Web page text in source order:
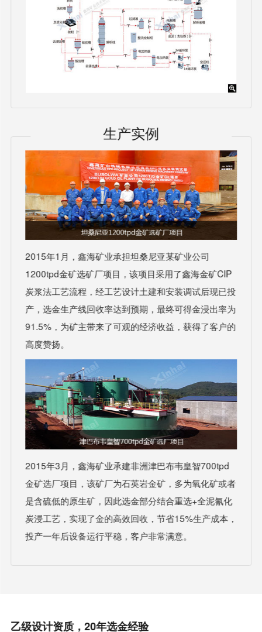
生产实例
2015年1月，鑫海矿业承担坦桑尼亚某矿业公司
1200tpd金矿选矿厂项目，该项目采用了鑫海金矿CIP
炭浆法工艺流程，经工艺设计土建和安装调试后现已投
产，选金生产线回收率达到预期，最终可得金浸出率为
91.5%，为矿主带来了可观的经济收益，获得了客户的
高度赞扬。
2015年3月，鑫海矿业承建非洲津巴布韦皇智700tpd
金矿选厂项目，该矿厂为石英岩金矿，多为氧化矿或者
是含硫低的原生矿，因此选金部分结合重选+全泥氰化
炭浸工艺，实现了金的高效回收，节省15%生产成本，
投产一年后设备运行平稳，客户非常满意。
乙级设计资质，20年选金经验